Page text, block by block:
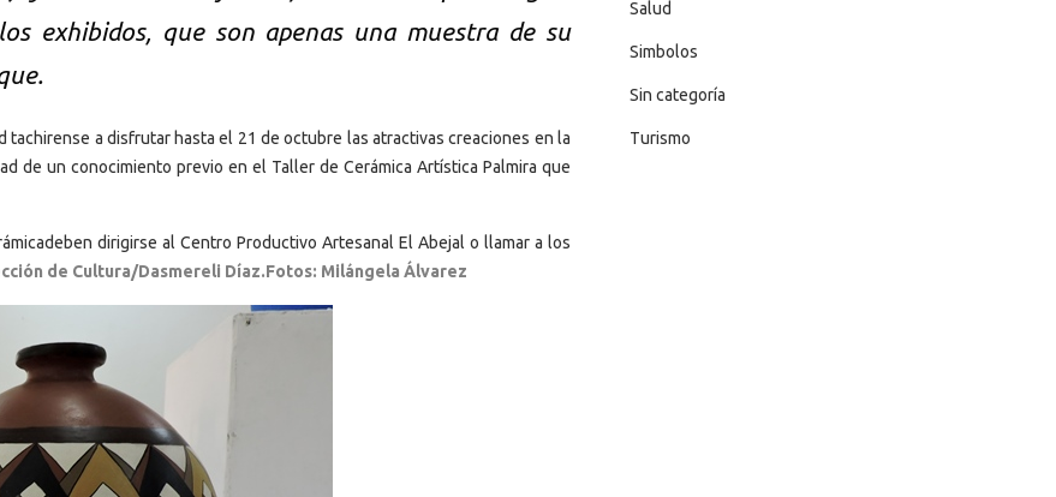
exhibidos, que son apenas una muestra de su
a disfrutar hasta el 21 de octubre las atractivas creaciones en la
de un conocimiento previo en el Taller de Cerámica Artística Palmira que
dirigirse al Centro Productivo Artesanal El Abejal o llamar a los
de Cultura/Dasmereli Díaz.Fotos: Milángela Álvarez
Salud
Simbolos
Sin categoría
Turismo